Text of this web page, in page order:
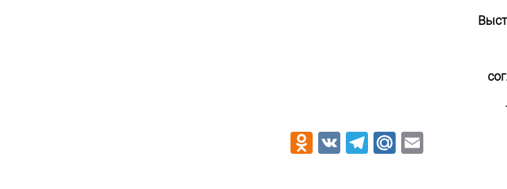
Odnoklassniki
VK Telegram
Mail.Ru